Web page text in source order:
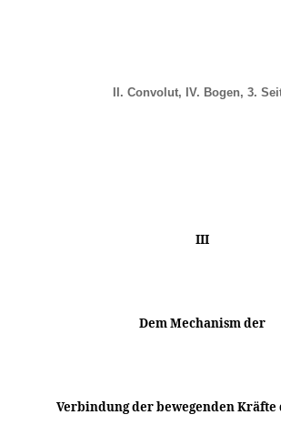
II. Convolut, IV. Bogen, 3.
III
Dem Mechanism der
Verbindung der bewegenden